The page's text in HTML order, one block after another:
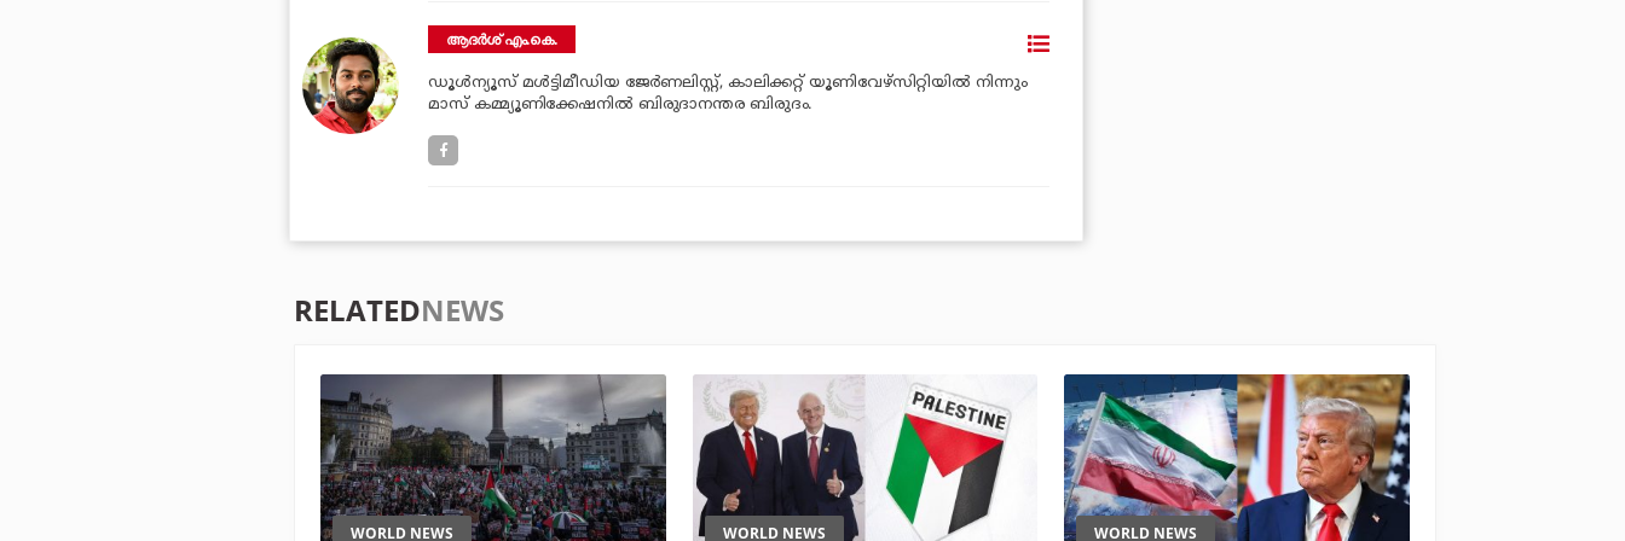
ആദർശ് എം.കെ.
ഡൂള്‍ന്യൂസ് മള്‍ട്ടിമീഡിയ ജേര്‍ണലിസ്റ്റ്, കാലിക്കറ്റ് യൂണിവേഴ്സിറ്റിയില്‍ നിന്നും
മാസ് കമ്മ്യൂണിക്കേഷനില്‍ ബിരുദാനന്തര ബിരുദം.
RELATEDNEWS
WORLD NEWS WORLD NEWS WORLD NEWS